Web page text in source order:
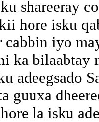
shareeray
hore isku
cabbin iyo
ka bilaabtay
adeegsado
guuxa
la isku